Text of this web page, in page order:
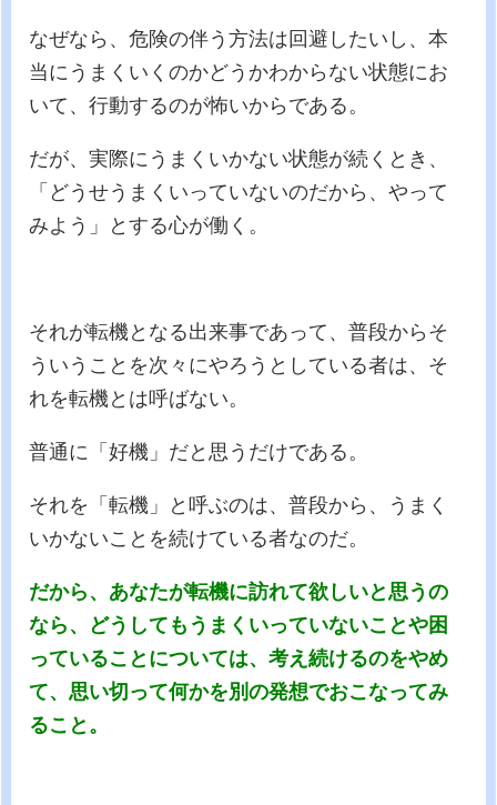
なぜなら、危険の伴う方法は回避したいし、本
当にうまくいくのかどうかわからない状態にお
いて、行動するのが怖いからである。
だが、実際にうまくいかない状態が続くとき、
「どうせうまくいっていないのだから、やって
みよう」とする心が働く。
それが転機となる出来事であって、普段からそ
ういうことを次々にやろうとしている者は、そ
れを転機とは呼ばない。
普通に「好機」だと思うだけである。
それを「転機」と呼ぶのは、普段から、うまく
いかないことを続けている者なのだ。
だから、あなたが転機に訪れて欲しいと思うの
なら、どうしてもうまくいっていないことや困
っていることについては、考え続けるのをやめ
て、思い切って何かを別の発想でおこなってみ
ること。